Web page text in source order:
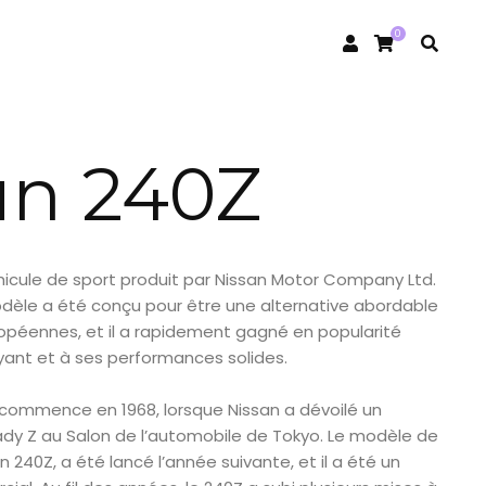
0
240Z
de sport produit par Nissan Motor Company Ltd.
a été conçu pour être une alternative abordable
et il a rapidement gagné en popularité
et à ses performances solides.
en 1968, lorsque Nissan a dévoilé un
Z au Salon de l’automobile de Tokyo. Le modèle de
240Z, a été lancé l’année suivante, et il a été un